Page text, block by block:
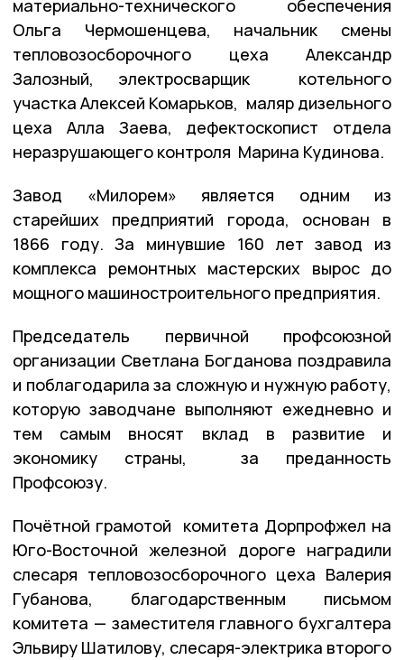
материально-технического обеспечения
Ольга Чермошенцева, начальник смены
тепловозосборочного цеха Александр
Залозный, электросварщик котельного
участка Алексей Комарьков, маляр дизельного
цеха Алла Заева, дефектоскопист отдела
неразрушающего контроля Марина Кудинова.
Завод «Милорем» является одним из
старейших предприятий города, основан в
1866 году. За минувшие 160 лет завод из
комплекса ремонтных мастерских вырос до
мощного машиностроительного предприятия.
Председатель первичной профсоюзной
организации Светлана Богданова поздравила
и поблагодарила за сложную и нужную работу,
которую заводчане выполняют ежедневно и
тем самым вносят вклад в развитие и
экономику страны, за преданность
Профсоюзу.
Почётной грамотой комитета Дорпрофжел на
Юго-Восточной железной дороге наградили
слесаря тепловозосборочного цеха Валерия
Губанова, благодарственным письмом
комитета — заместителя главного бухгалтера
Эльвиру Шатилову, слесаря-электрика второго